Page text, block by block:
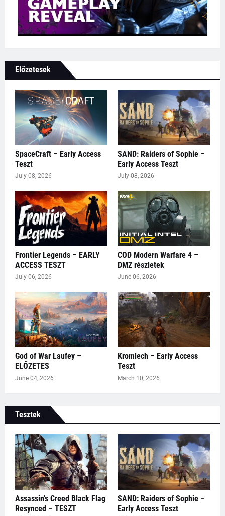
Előzetesek
SpaceCraft – Early Access
Teszt
July 08, 2026
SAND: Raiders of Sophie –
Early Access Teszt
July 08, 2026
Frontier Legends – EARLY
ACCESS TESZT
July 06, 2026
COD Modern Warfare 4 –
DMZ részletek
June 06, 2026
God of War Laufey –
ELŐZETES
June 04, 2026
Kromlech – Early Access
Teszt
March 10, 2026
Tesztek
Assassin's Creed Black Flag
Resynced – TESZT
SAND: Raiders of Sophie –
Early Access Teszt